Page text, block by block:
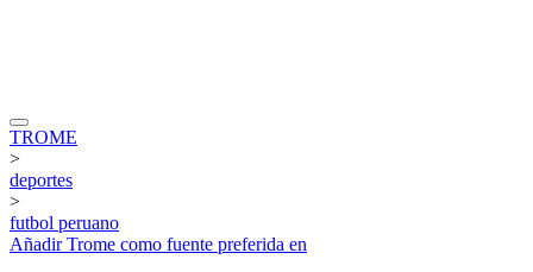
TROME
>
deportes
>
futbol peruano
AñadirTrome como fuente preferida en